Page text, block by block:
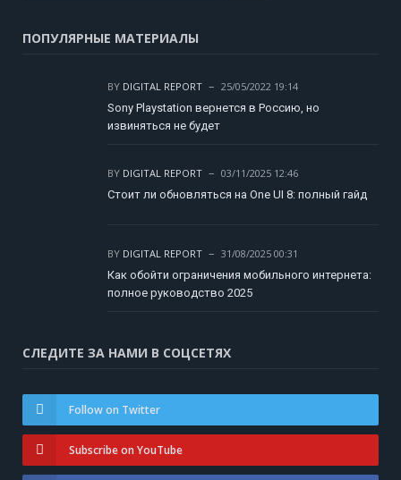
ПОПУЛЯРНЫЕ МАТЕРИАЛЫ
BY DIGITAL REPORT
25/05/2022 19:14
Sony Playstation вернется в Россию, но
извиняться не будет
BY DIGITAL REPORT
03/11/2025 12:46
Стоит ли обновляться на One UI 8: полный гайд
BY DIGITAL REPORT
31/08/2025 00:31
Как обойти ограничения мобильного интернета:
полное руководство 2025
СЛЕДИТЕ ЗА НАМИ В СОЦСЕТЯХ
Follow on Twitter
Subscribe on YouTube